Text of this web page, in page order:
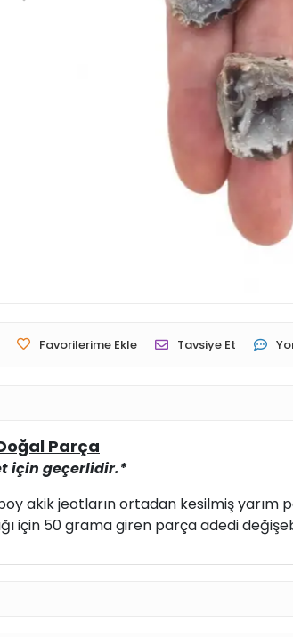
Favorilerime Ekle Tavsiye Et
Parça
için geçerlidir.*
akik jeotların ortadan kesilmiş yarım
için 50 grama giren parça adedi